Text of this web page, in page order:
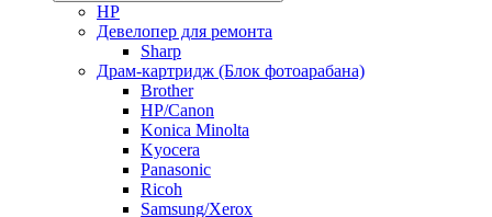
HP
Девелопер для ремонта
Sharp
Драм-картридж (Блок фотоарабана)
Brother
HP/Canon
Konica Minolta
Kyocera
Panasonic
Ricoh
Samsung/Xerox